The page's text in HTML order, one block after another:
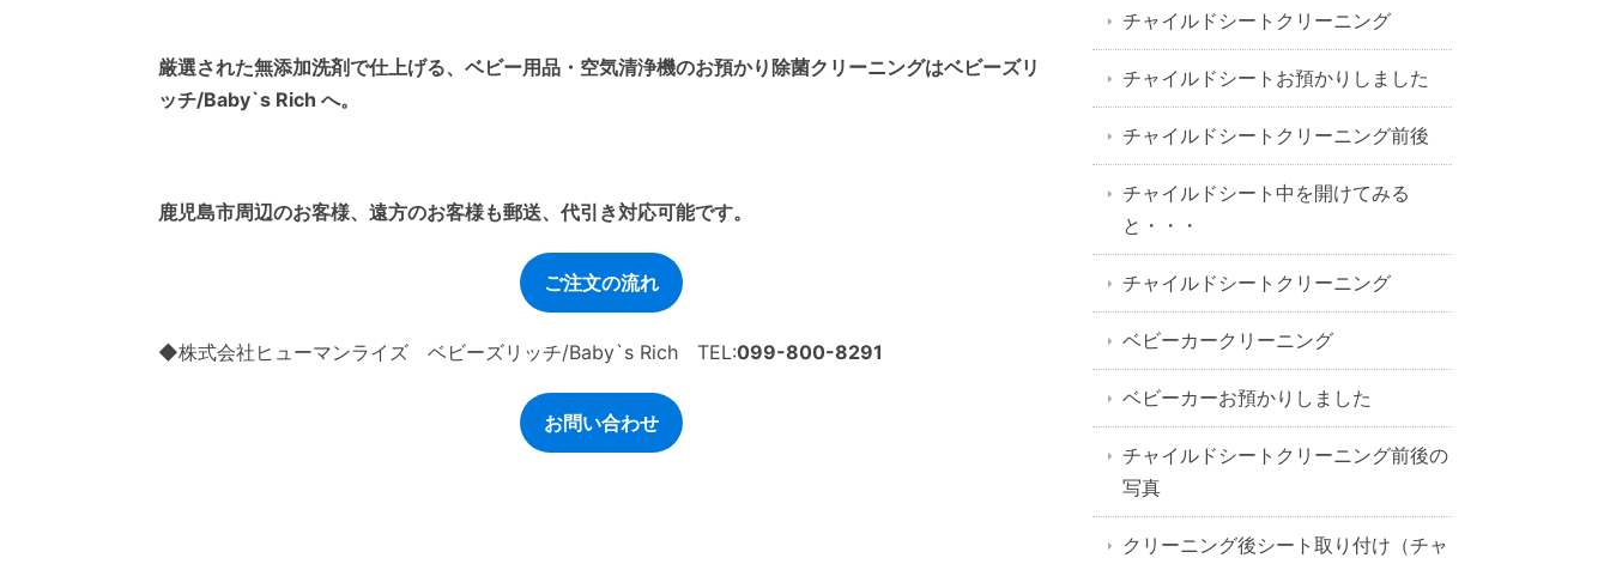
厳選された無添加洗剤で仕上げる、ベビー用品・空気清浄機のお預かり除菌クリーニングはベビーズリ
ッチ/Baby`s Rich へ。
鹿児島市周辺のお客様、遠方のお客様も郵送、代引き対応可能です。
ご注文の流れ
◆株式会社ヒューマンライズ ベビーズリッチ/Baby`s Rich TEL:099-800-8291
お問い合わせ
チャイルドシートクリーニング
チャイルドシートお預かりしました
チャイルドシートクリーニング前後
チャイルドシート中を開けてみる
と・・・
チャイルドシートクリーニング
ベビーカークリーニング
ベビーカーお預かりしました
チャイルドシートクリーニング前後の
写真
クリーニング後シート取り付け（チャ